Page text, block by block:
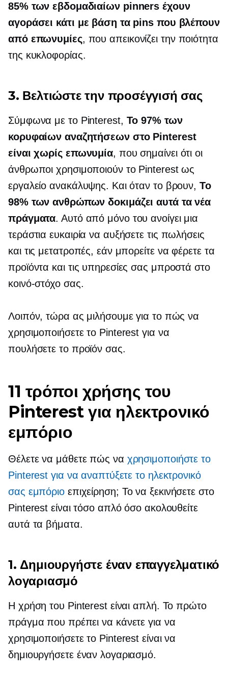
85% των εβδομαδιαίων pinners έχουν
αγοράσει κάτι με βάση τα pins που βλέπουν
από επωνυμίες, που απεικονίζει την ποιότητα
της κυκλοφορίας.
3. Βελτιώστε την προσέγγισή σας
Σύμφωνα με το Pinterest, Το 97% των
κορυφαίων αναζητήσεων στο Pinterest
είναι χωρίς επωνυμία, που σημαίνει ότι οι
άνθρωποι χρησιμοποιούν το Pinterest ως
εργαλείο ανακάλυψης. Και όταν το βρουν, Το
98% των ανθρώπων δοκιμάζει αυτά τα νέα
πράγματα. Αυτό από μόνο του ανοίγει μια
τεράστια ευκαιρία να αυξήσετε τις πωλήσεις
και τις μετατροπές, εάν μπορείτε να φέρετε τα
προϊόντα και τις υπηρεσίες σας μπροστά στο
κοινό-στόχο σας.
Λοιπόν, τώρα ας μιλήσουμε για το πώς να
χρησιμοποιήσετε το Pinterest για να
πουλήσετε το προϊόν σας.
11 τρόποι χρήσης του
Pinterest για ηλεκτρονικό
εμπόριο
Θέλετε να μάθετε πώς να χρησιμοποιήστε το
Pinterest για να αναπτύξετε το ηλεκτρονικό
σας εμπόριοεπιχείρηση; Το να ξεκινήσετε στο
Pinterest είναι τόσο απλό όσο ακολουθείτε
αυτά τα βήματα.
1. Δημιουργήστε έναν επαγγελματικό
λογαριασμό
Η χρήση του Pinterest είναι απλή. Το πρώτο
πράγμα που πρέπει να κάνετε για να
χρησιμοποιήσετε το Pinterest είναι να
δημιουργήσετε έναν λογαριασμό.